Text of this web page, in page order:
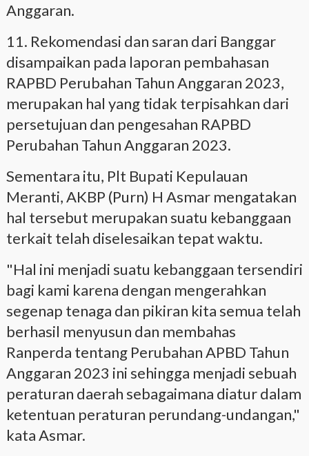
Anggaran.
11. Rekomendasi dan saran dari Banggar
disampaikan pada laporan pembahasan
RAPBD Perubahan Tahun Anggaran 2023,
merupakan hal yang tidak terpisahkan dari
persetujuan dan pengesahan RAPBD
Perubahan Tahun Anggaran 2023.
Sementara itu, Plt Bupati Kepulauan
Meranti, AKBP (Purn) H Asmar mengatakan
hal tersebut merupakan suatu kebanggaan
terkait telah diselesaikan tepat waktu.
"Hal ini menjadi suatu kebanggaan tersendiri
bagi kami karena dengan mengerahkan
segenap tenaga dan pikiran kita semua telah
berhasil menyusun dan membahas
Ranperda tentang Perubahan APBD Tahun
Anggaran 2023 ini sehingga menjadi sebuah
peraturan daerah sebagaimana diatur dalam
ketentuan peraturan perundang-undangan,"
kata Asmar.